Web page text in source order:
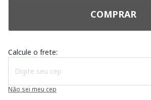
COMPRAR
Calcule o frete:
Não sei meu cep